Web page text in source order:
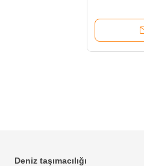
Deniz taşımacılığı